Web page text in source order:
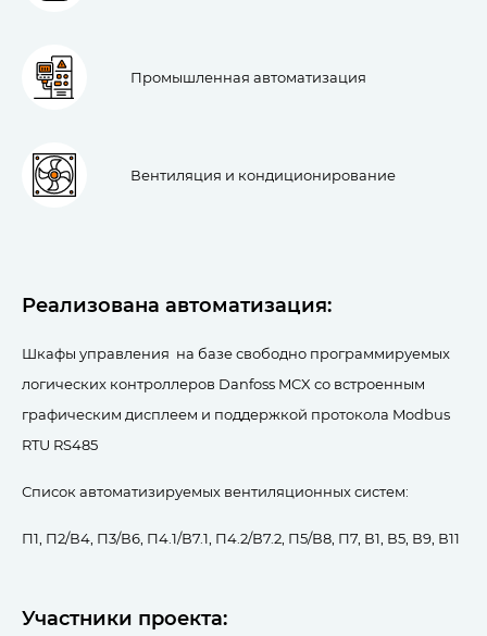
Промышленная автоматизация
Вентиляция и кондиционирование
Реализована автоматизация:
Шкафы управления на базе свободно программируемых
логических контроллеров Danfoss MCX со встроенным
графическим дисплеем и поддержкой протокола Modbus
RTU RS485
Список автоматизируемых вентиляционных систем:
П1, П2/В4, П3/В6, П4.1/В7.1, П4.2/В7.2, П5/В8, П7, В1, В5, В9, В11
Участники проекта: